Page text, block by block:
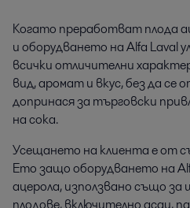
Когато преработват плода
и оборудването на Alfa Laval
всички отличителни
вид, аромат и вкус, без да
допринася за търговски
на сока.
Усещането на клиента е от
Ето защо оборудването на
ацерола, използвано също за
плодове, включително асаи,